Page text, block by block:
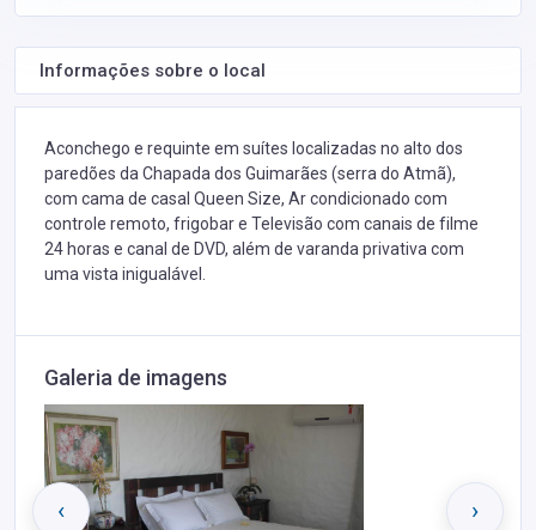
Informações sobre o local
Aconchego e requinte em suítes localizadas no alto dos
paredões da Chapada dos Guimarães (serra do Atmã),
com cama de casal Queen Size, Ar condicionado com
controle remoto, frigobar e Televisão com canais de filme
24 horas e canal de DVD, além de varanda privativa com
uma vista inigualável.
Galeria de imagens
‹ ›